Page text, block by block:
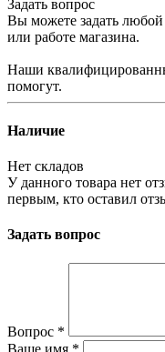
Задать вопрос
Вы можете задать
или работе магазина.
Наши
помогут.
Наличие
Нет складов
У данного товара нет
первым, кто оставил
Задать вопрос
Вопрос *
Ваше имя *